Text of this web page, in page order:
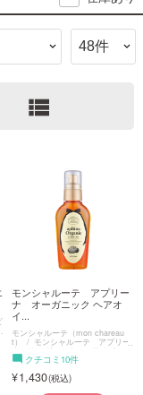
view_list
モンシャルーテ アプリー
ナ オーガニック ヘアオ
イ...
モンシャルーテ（mon chareau
t） モンシャルーテ アプリー
ナ オーガニック ヘアオイル
クチコミ10件
1,430